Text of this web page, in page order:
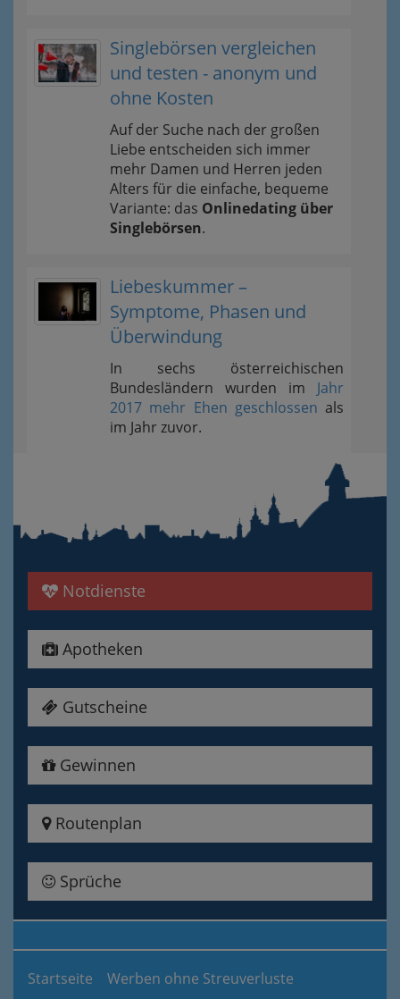
Singlebörsen vergleichen
und testen - anonym und
ohne Kosten
Auf der Suche nach der großen
Liebe entscheiden sich immer
mehr Damen und Herren jeden
Alters für die einfache, bequeme
Variante: das Onlinedating über
Singlebörsen.
Liebeskummer –
Symptome, Phasen und
Überwindung
In sechs österreichischen
Bundesländern wurden im Jahr
2017 mehr Ehen geschlossen als
im Jahr zuvor.
Notdienste
Apotheken
Gutscheine
Gewinnen
Routenplan
Sprüche
Startseite Werben ohne Streuverluste